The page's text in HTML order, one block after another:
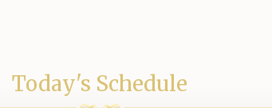
Today's Schedule